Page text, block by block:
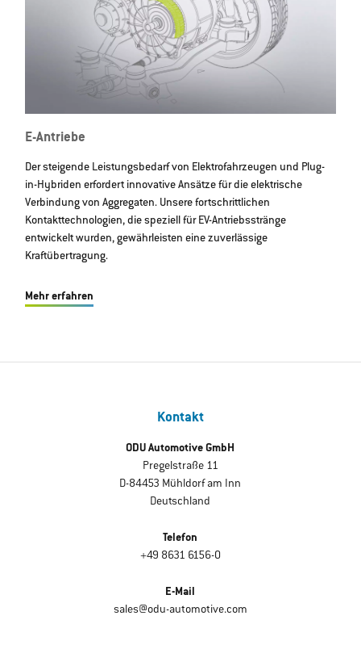
E-Antriebe
Der steigende Leistungsbedarf von Elektrofahrzeugen und Plug-
in-Hybriden erfordert innovative Ansätze für die elektrische
Verbindung von Aggregaten. Unsere fortschrittlichen
Kontakttechnologien, die speziell für EV-Antriebsstränge
entwickelt wurden, gewährleisten eine zuverlässige
Kraftübertragung.
Mehr erfahren
Kontakt
ODU Automotive GmbH
Pregelstraße 11
D-84453 Mühldorf am Inn
Deutschland
Telefon
+49 8631 6156-0
E-Mail
sales@odu-automotive.com